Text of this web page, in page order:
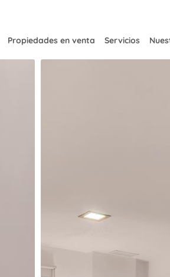
Propiedades en venta Servicios